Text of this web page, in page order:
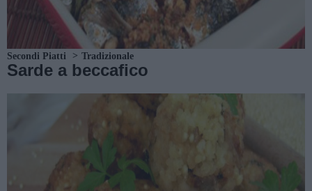
Secondi Piatti Tradizionale
Sarde a beccafico